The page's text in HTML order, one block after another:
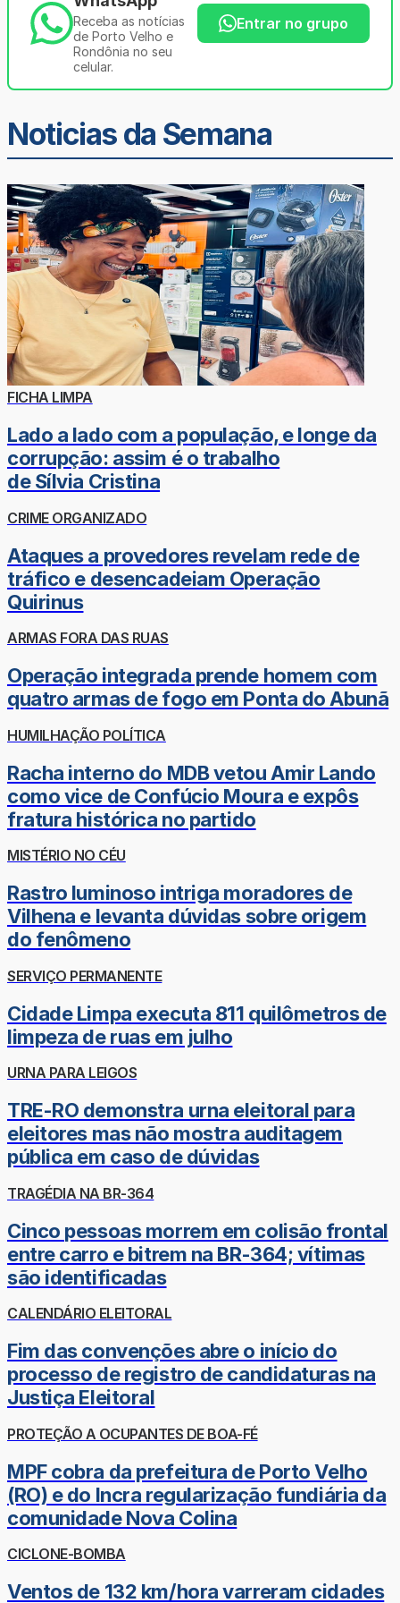
Receba as notícias
de Porto Velho e
Rondônia no seu
celular.
Entrar no grupo
Noticias da Semana
FICHA LIMPA
Lado a lado com a população, e longe da
corrupção: assim é o trabalho
de Sílvia Cristina
CRIME ORGANIZADO
Ataques a provedores revelam rede de
tráfico e desencadeiam Operação
Quirinus
ARMAS FORA DAS RUAS
Operação integrada prende homem com
quatro armas de fogo em Ponta do Abunã
HUMILHAÇÃO POLÍTICA
Racha interno do MDB vetou Amir Lando
como vice de Confúcio Moura e expôs
fratura histórica no partido
MISTÉRIO NO CÉU
Rastro luminoso intriga moradores de
Vilhena e levanta dúvidas sobre origem
do fenômeno
SERVIÇO PERMANENTE
Cidade Limpa executa 811 quilômetros de
limpeza de ruas em julho
URNA PARA LEIGOS
TRE-RO demonstra urna eleitoral para
eleitores mas não mostra auditagem
pública em caso de dúvidas
TRAGÉDIA NA BR-364
Cinco pessoas morrem em colisão frontal
entre carro e bitrem na BR-364; vítimas
são identificadas
CALENDÁRIO ELEITORAL
Fim das convenções abre o início do
processo de registro de candidaturas na
Justiça Eleitoral
PROTEÇÃO A OCUPANTES DE BOA-FÉ
MPF cobra da prefeitura de Porto Velho
(RO) e do Incra regularização fundiária da
comunidade Nova Colina
CICLONE-BOMBA
Ventos de 132 km/hora varreram cidades